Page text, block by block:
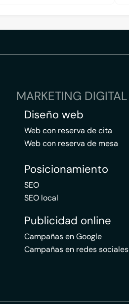
MARKETING DIGITAL
Diseño web
Web con reserva de cita
Web con reserva de mesa
Posicionamiento
SEO
SEO local
Publicidad online
Campañas en Google
Campañas en redes sociales